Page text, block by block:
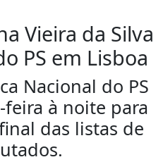
Vieira da Silva
PS em Lisboa
Nacional do PS
feira à noite para
das listas de